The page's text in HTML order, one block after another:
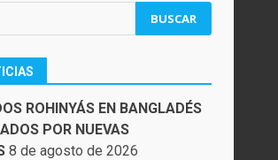
ROHINYÁS EN BANGLADÉS
POR NUEVAS
8 de agosto de 2026